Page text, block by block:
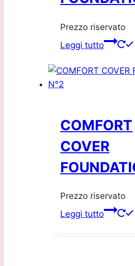
Prezzo riservato
Leggi tutto
COMFORT
COVER
Prezzo riservato
Leggi tutto